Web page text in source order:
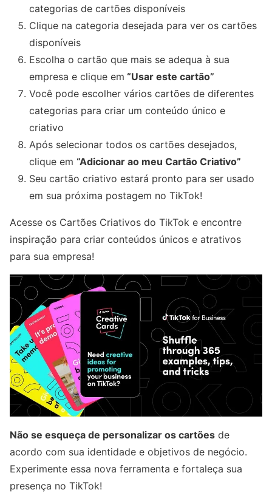
categorias de cartões disponíveis
Clique na categoria desejada para ver os cartões
disponíveis
Escolha o cartão que mais se adequa à sua
empresa e clique em “Usar este cartão”
Você pode escolher vários cartões de diferentes
categorias para criar um conteúdo único e
criativo
Após selecionar todos os cartões desejados,
clique em “Adicionar ao meu Cartão Criativo”
Seu cartão criativo estará pronto para ser usado
em sua próxima postagem no TikTok!
Acesse os Cartões Criativos do TikTok e encontre
inspiração para criar conteúdos únicos e atrativos
para sua empresa!
Não se esqueça de personalizar os cartões de
acordo com sua identidade e objetivos de negócio.
Experimente essa nova ferramenta e fortaleça sua
presença no TikTok!